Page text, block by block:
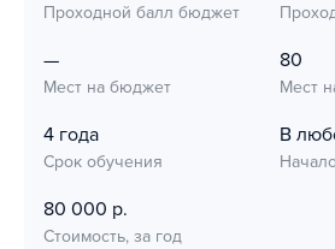
Проходной балл бюджет
—
Мест на бюджет
80
Мест
4 года
Срок обучения
В
80 000 р.
Стоимость, за год